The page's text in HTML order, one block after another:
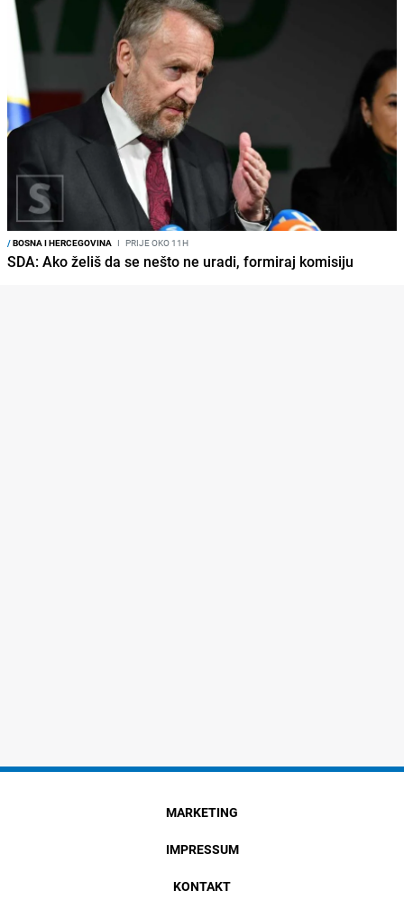
/BOSNA I HERCEGOVINA I PRIJE OKO 11H
SDA: Ako želiš da se nešto ne uradi, formiraj komisiju
MARKETING
IMPRESSUM
KONTAKT